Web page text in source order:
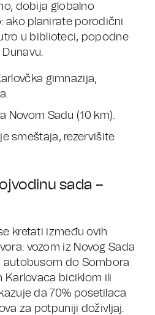
dobija globalno
ako planirate porodični
u biblioteci, popodne
gimnazija,
Novom Sadu (10 km).
smeštaja, rezervišite
sada –
kretati između ovih
vozom iz Novog Sada
autobusom do Sombora
Karlovaca biciklom ili
da 70% posetilaca
za potpuniji doživljaj.